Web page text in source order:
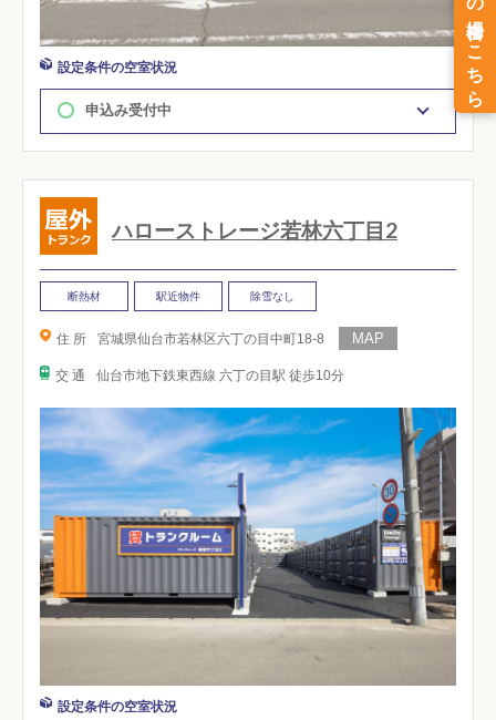
設定条件の空室状況
申込み受付中
ハローストレージ若林六丁目2
断熱材 駅近物件 除雪なし
住 所 宮城県仙台市若林区六丁の目中町18-8
交 通 仙台市地下鉄東西線 六丁の目駅 徒歩10分
設定条件の空室状況